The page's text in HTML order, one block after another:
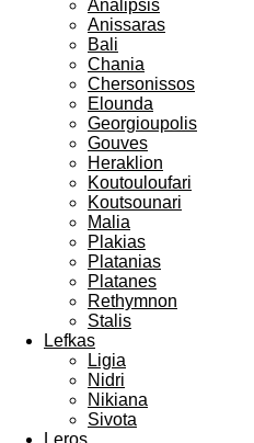
Analipsis
Anissaras
Bali
Chania
Chersonissos
Elounda
Georgioupolis
Gouves
Heraklion
Koutouloufari
Koutsounari
Malia
Plakias
Platanias
Platanes
Rethymnon
Stalis
Lefkas
Ligia
Nidri
Nikiana
Sivota
Leros